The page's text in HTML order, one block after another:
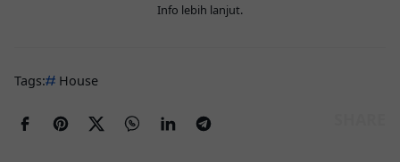
Info lebih lanjut.
Tags: House